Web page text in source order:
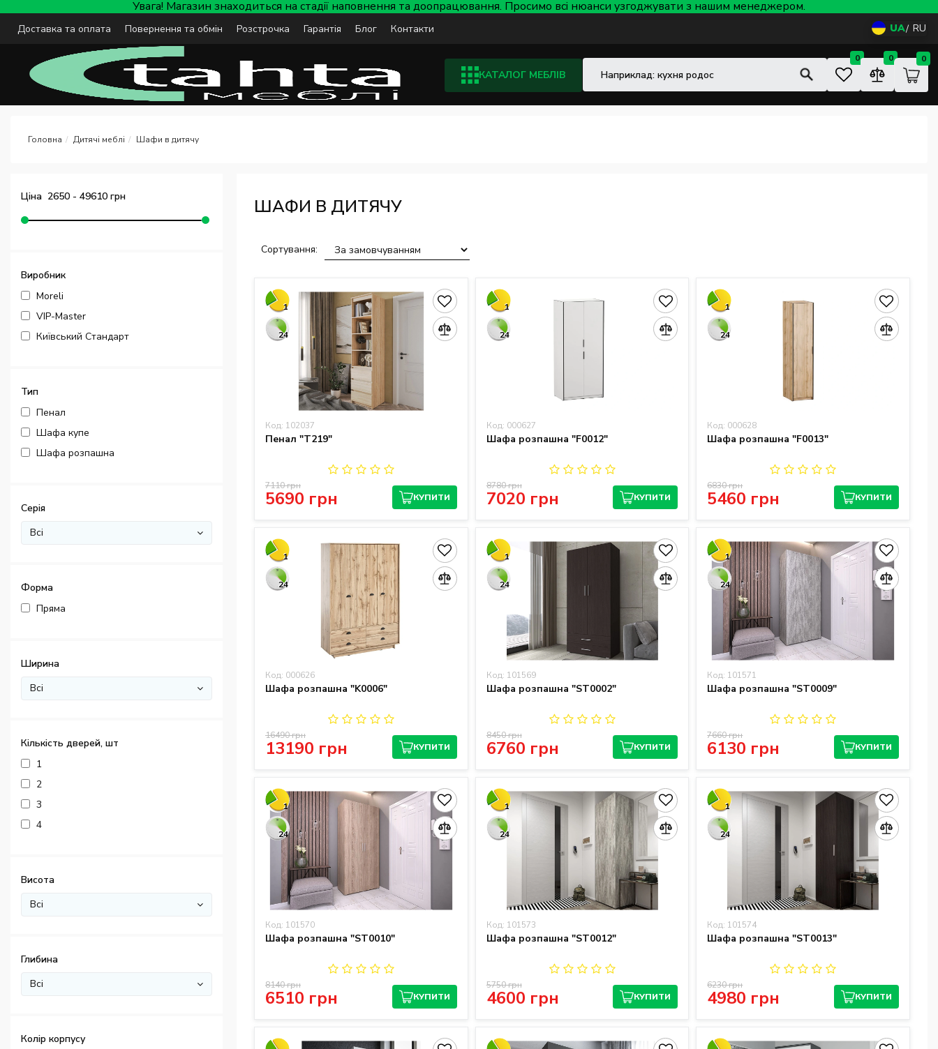
Увага! Магазин знаходиться на стадії наповнення та доопрацювання. Просимо всі нюанси узгоджувати з нашим менеджером.
Доставка та оплата Повернення та обмін Розстрочка Гарантія Блог Контакти UA RU
КАТАЛОГ МЕБЛІВ
0 0 0
Дитячі меблі Шафи в дитячу
Ціна 2650 - 49610 грн
Виробник
Moreli
VIP-Master
Київський Стандарт
Тип
Пенал
Шафа купе
Шафа розпашна
Серія
Всі
Форма
Пряма
Ширина
Всі
Кількість дверей, шт
1
2
3
4
Висота
Всі
Глибина
Всі
Колір корпусу
ШАФИ В ДИТЯЧУ
Сортування:
1
24
Код: 102037
Пенал "T219"
5690 грн
7110 грн
КУПИТИ
1
24
Код: 000627
Шафа розпашна "F0012"
7020 грн
8780 грн
КУПИТИ
1
24
Код: 000628
Шафа розпашна "F0013"
5460 грн
6830 грн
КУПИТИ
1
24
Код: 000626
Шафа розпашна "K0006"
13190 грн
16490 грн
КУПИТИ
1
24
Код: 101569
Шафа розпашна "ST0002"
6760 грн
8450 грн
КУПИТИ
1
24
Код: 101571
Шафа розпашна "ST0009"
6130 грн
7660 грн
КУПИТИ
1
24
Код: 101570
Шафа розпашна "ST0010"
6510 грн
8140 грн
КУПИТИ
1
24
Код: 101573
Шафа розпашна "ST0012"
4600 грн
5750 грн
КУПИТИ
1
24
Код: 101574
Шафа розпашна "ST0013"
4980 грн
6230 грн
КУПИТИ